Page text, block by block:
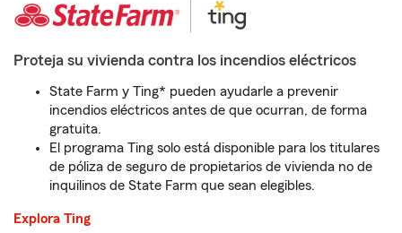
Proteja su vivienda contra los incendios eléctricos
State Farm y Ting* pueden ayudarle a prevenir
incendios eléctricos antes de que ocurran, de forma
gratuita.
El programa Ting solo está disponible para los titulares
de póliza de seguro de propietarios de vivienda no de
inquilinos de State Farm que sean elegibles.
Explora Ting